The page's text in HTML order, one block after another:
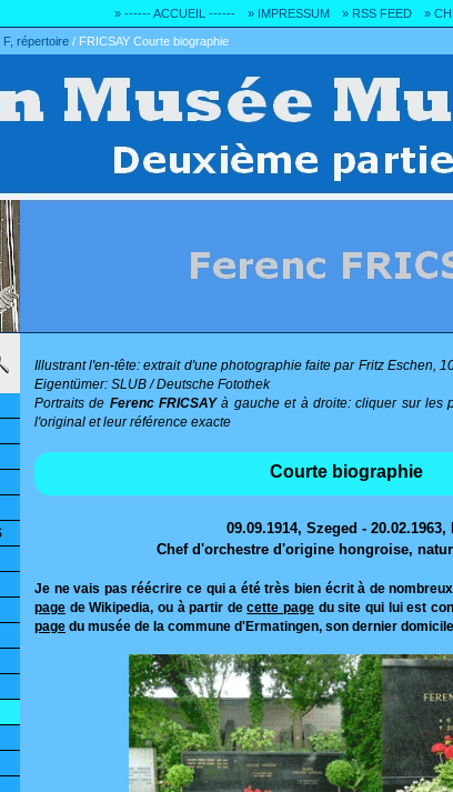
» ------ ACCUEIL ------ » IMPRESSUM » RSS FEED »
F, répertoire / FRICSAY Courte biographie
Illustrant l'en-tête: extrait d'une photographie faite par Fritz Eschen,
Eigentümer: SLUB / Deutsche Fotothek
Portraits de Ferenc FRICSAYà gauche et à droite: cliquer sur les
l'original et leur référence exacte
Courte biographie
09.09.1914, Szeged - 20.02.1963,
Chef d'orchestre d'origine hongroise,
Je ne vais pas réécrire ce qui a été très bien écrit à de
page de Wikipedia, ou à partir decette page du site qui lui est
page du musée de la commune d'Ermatingen, son dernier domicile.